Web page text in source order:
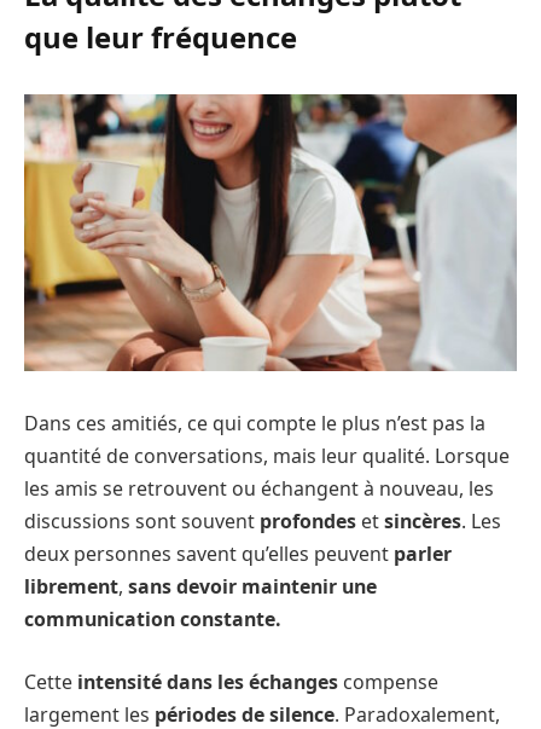
que leur fréquence
Dans ces amitiés, ce qui compte le plus n’est pas la
quantité de conversations, mais leur qualité. Lorsque
les amis se retrouvent ou échangent à nouveau, les
discussions sont souvent profondes etsincères. Les
deux personnes savent qu’elles peuvent parler
librement, sans devoir maintenir une
communication constante.
Cette intensité dans les échanges compense
largement les périodes de silence. Paradoxalement,